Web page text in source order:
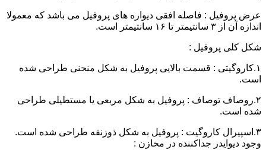
عرض پروفیل : فاصله افقی دیواره های پروفیل می باشد که معمولا
اندازه آن از ۳ سانتیمتر تا ۱۶ سانتیمتر است.
شکل کلی پروفیل :
۱.کاروگیتی : قسمت بالایی پروفیل به شکل منحنی طراحی شده
است.
۲.روصاف توصاف : پروفیل به شکل مربعی یا مستطیلی طراحی
شده است.
۳.اسپیرال کاروگیت : پروفیل به شکل ذوزنقه طراحی شده است.
وجود دیوایدر جداکننده در مخازن :